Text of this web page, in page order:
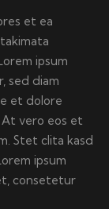
et ea
ipsum
sed diam
et dolore
At vero eos et
Stet clita kasd
ipsum
consetetur